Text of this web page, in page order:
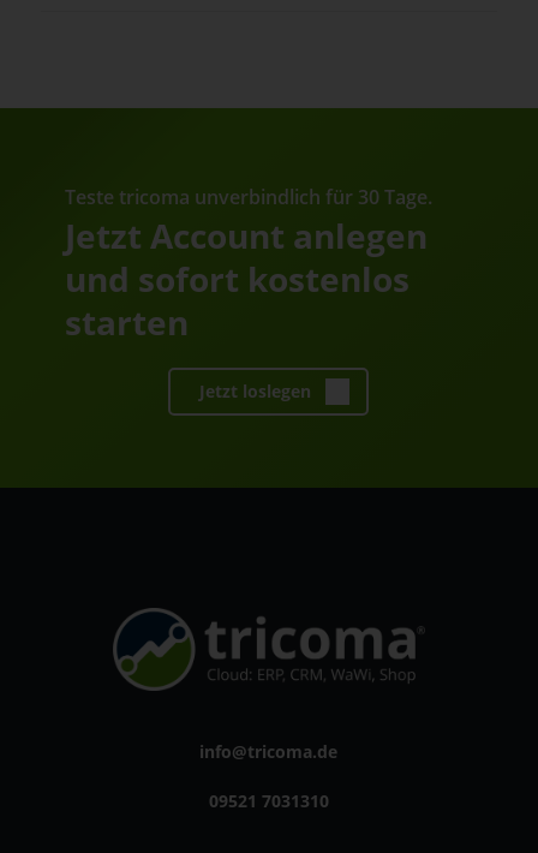
Teste tricoma unverbindlich für 30 Tage.
Jetzt Account anlegen
und sofort kostenlos
starten
Jetzt loslegen
info@tricoma.de
09521 7031310